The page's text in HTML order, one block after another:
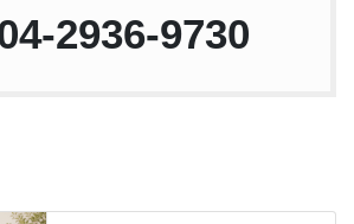
2936-9730